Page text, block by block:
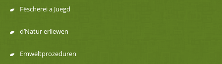
Fëscherei a Juegd
d’Natur erliewen
Emweltprozeduren